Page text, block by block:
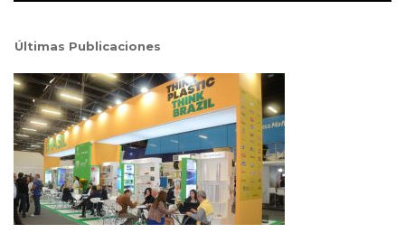
Últimas Publicaciones